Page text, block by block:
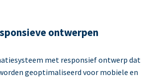
ontwerpen
met responsief ontwerp dat
geoptimaliseerd voor mobiele en